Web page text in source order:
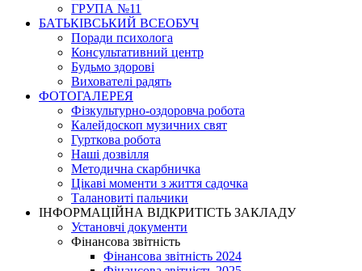
ГРУПА №11
БАТЬКІВСЬКИЙ ВСЕОБУЧ
Поради психолога
Консультативний центр
Будьмо здорові
Вихователі радять
ФОТОГАЛЕРЕЯ
Фізкультурно-оздоровча робота
Калейдоскоп музичних свят
Гурткова робота
Наші дозвілля
Методична скарбничка
Цікаві моменти з життя садочка
Талановиті пальчики
ІНФОРМАЦІЙНА ВІДКРИТІСТЬ ЗАКЛАДУ
Установчі документи
Фінансова звітність
Фінансова звітність 2024